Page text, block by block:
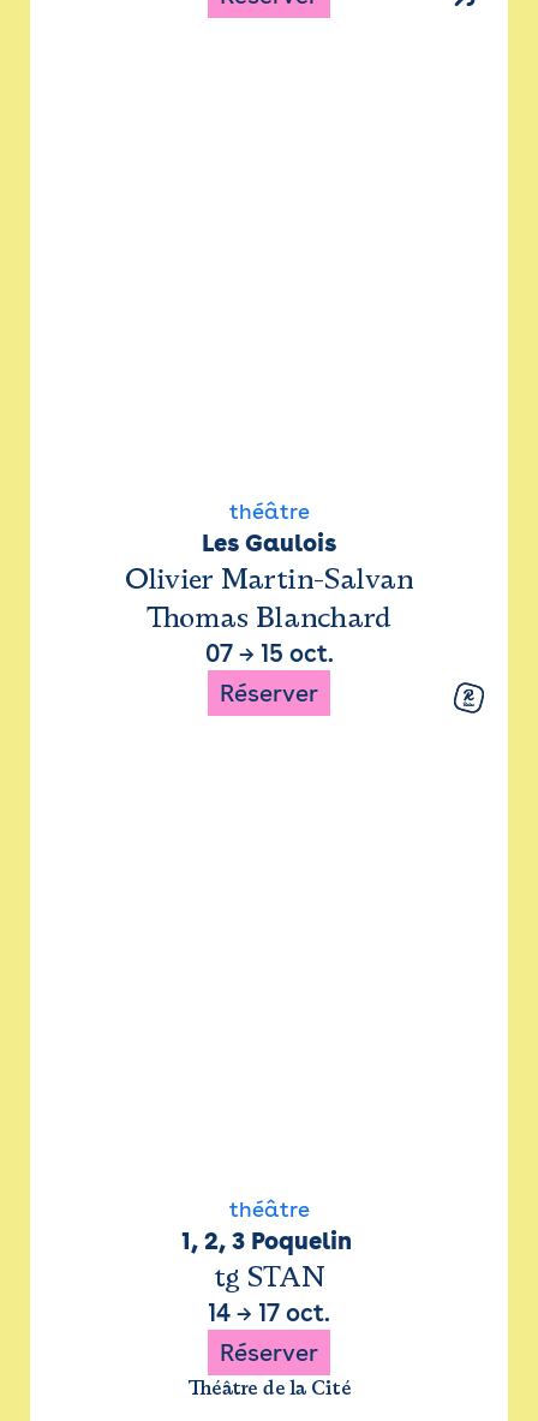
théâtre
Les Gaulois
Olivier Martin-Salvan
Thomas Blanchard
07→ 15 oct.
Réserver
théâtre
1, 2, 3 Poquelin
tg STAN
14 → 17 oct.
Réserver
Théâtre de la Cité